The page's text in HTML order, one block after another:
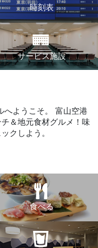
時刻表
サービス施設
ようこそ。
富山空港
＆地元食材グルメ！味
クしよう。
食べる